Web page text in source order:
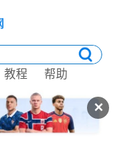
✕
教程 帮助